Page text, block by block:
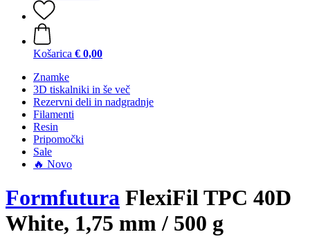
Košarica € 0,00
Znamke
3D tiskalniki in še več
Rezervni deli in nadgradnje
Filamenti
Resin
Pripomočki
Sale
🔥 Novo
Formfutura FlexiFil TPC 40D
White, 1,75 mm / 500 g